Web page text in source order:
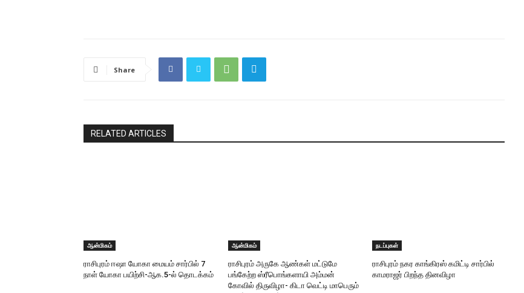
Share
RELATED ARTICLES
ஆன்மிகம்
ராசிபுரம் ஈஷா யோகா மையம் சார்பில் 7
நாள் யோகா பயிற்சி-ஆக.5-ல் தொடக்கம்
ஆன்மிகம்
ராசிபுரம் அருகே ஆண்கள் மட்டுமே
பங்கேற்ற ஸ்ரீபொங்களாயி அம்மன்
கோவில் திருவிழா- கிடா வெட்டி மாபெரும்
நடப்புகள்
ராசிபுரம் நகர காங்கிரஸ் கமிட்டி சார்பில்
காமராஜர் பிறந்த தினவிழா